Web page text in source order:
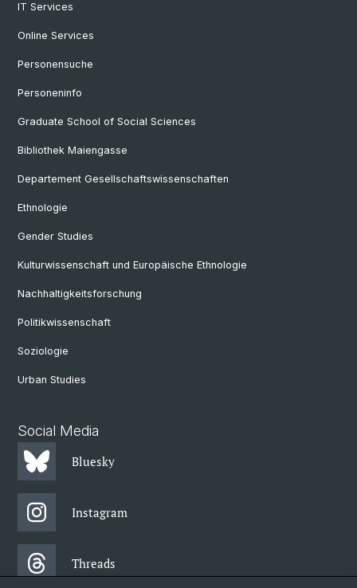
IT Services
Online Services
Personensuche
Personeninfo
Graduate School of Social Sciences
Bibliothek Maiengasse
Departement Gesellschaftswissenschaften
Ethnologie
Gender Studies
Kulturwissenschaft und Europäische Ethnologie
Nachhaltigkeitsforschung
Politikwissenschaft
Soziologie
Urban Studies
Social Media
Bluesky
Instagram
Threads